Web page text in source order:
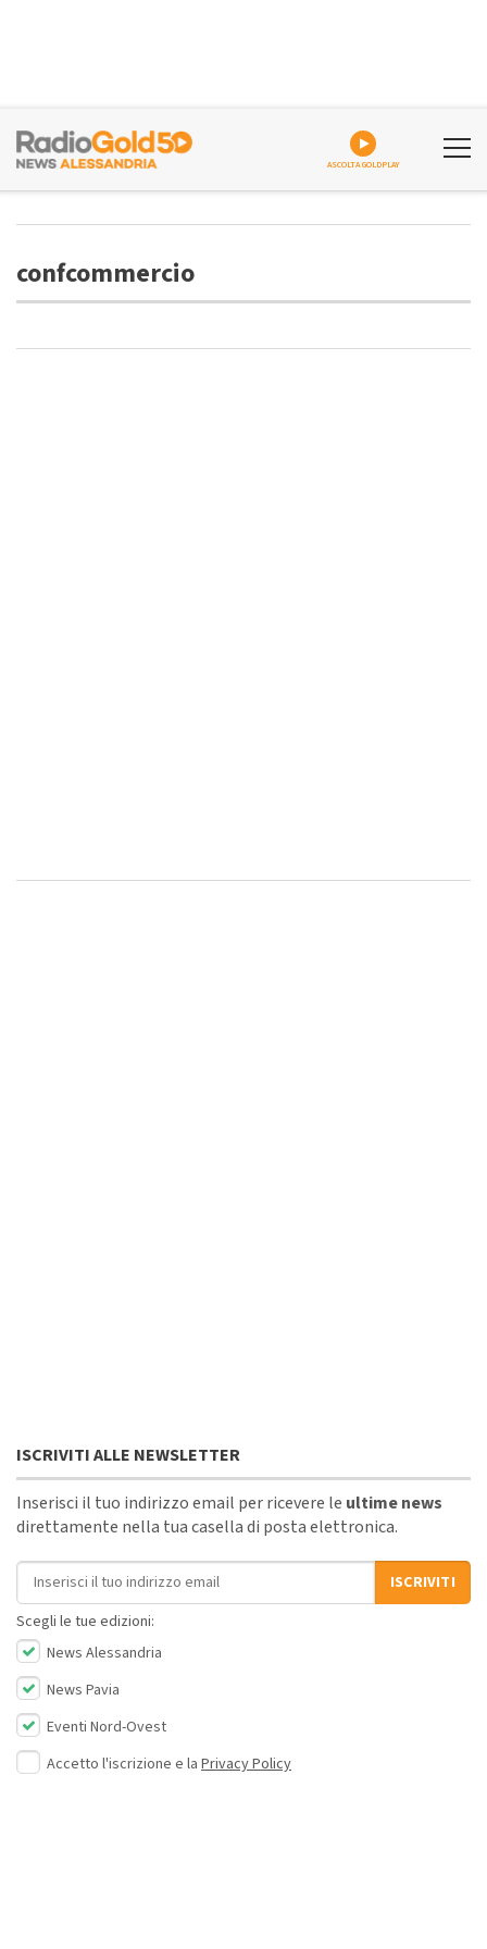
ASCOLTA GOLDPLAY
confcommercio
ISCRIVITI ALLE NEWSLETTER
Inserisci il tuo indirizzo email per ricevere le ultime news
direttamente nella tua casella di posta elettronica.
Indirizzo email
ISCRIVITI
Scegli le tue edizioni:
News Alessandria
News Pavia
Eventi Nord-Ovest
Accetto l'iscrizione e la Privacy Policy